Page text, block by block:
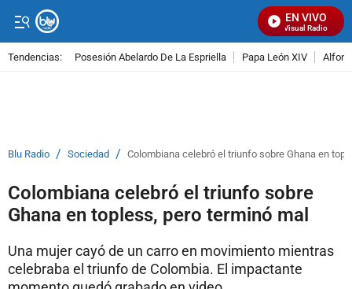
EN VIVO
Señal Visual Radio
Tendencias: Posesión Abelardo De La Espriella Papa León XIV
Blu Radio / Sociedad / Colombiana celebró el triunfo sobre Ghana en
Colombiana celebró el triunfo sobre
Ghana en topless, pero terminó mal
Una mujer cayó de un carro en movimiento mientras
celebraba el triunfo de Colombia. El impactante